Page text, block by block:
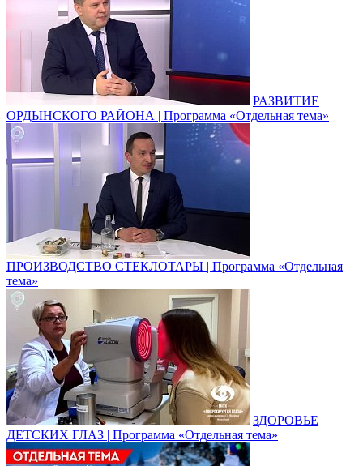
РАЗВИТИЕ
ОРДЫНСКОГО РАЙОНА | Программа «Отдельная тема»
ПРОИЗВОДСТВО СТЕКЛОТАРЫ | Программа «Отдельная
тема»
ЗДОРОВЬЕ
ДЕТСКИХ ГЛАЗ | Программа «Отдельная тема»